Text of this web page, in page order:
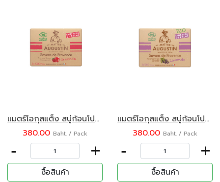
แมตร์โอกุสแต็ง สบู่ก้อนโปรวองซ์ กลิ่นทับทิม 2 x 100 กรัม
380.00 Baht. / Pack
- +
ซื้อสินค้า
แมตร์โอกุสแต็ง สบู่ก้อนโปรวองซ์ กลิ่นลาเวนเดอร์ 2 x 100 กรัม
380.00 Baht. / Pack
- +
ซื้อสินค้า